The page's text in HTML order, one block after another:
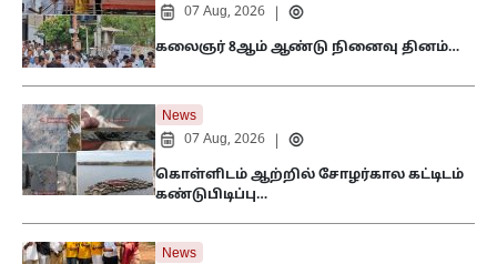
07 Aug, 2026
கலைஞர் 8ஆம் ஆண்டு நினைவு தினம்…
News
07 Aug, 2026
கொள்ளிடம் ஆற்றில் சோழர்கால கட்டிடம்
கண்டுபிடிப்பு…
News